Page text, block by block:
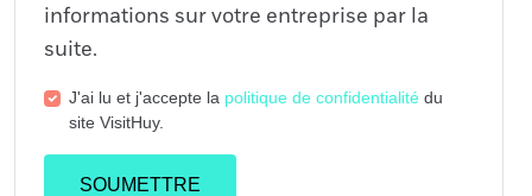
informations sur votre entreprise par la
suite.
J'ai lu et j'accepte la politique de confidentialité du
site VisitHuy.
SOUMETTRE